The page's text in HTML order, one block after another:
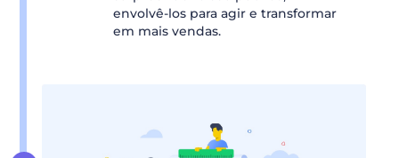
envolvê-los para agir e transformar
em mais vendas.